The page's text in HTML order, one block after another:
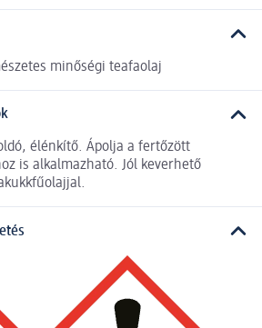
minőségi teafaolaj
élénkítő. Ápolja a fertőzött
is alkalmazható. Jól keverhető